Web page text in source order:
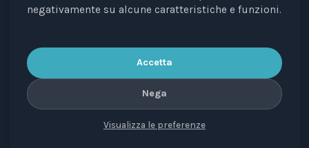
negativamente su alcune caratteristiche e funzioni.
Accetta
Nega
Visualizza le preferenze
Giuridiciis a periodical registered with the Court of
Elisa Scarpino.
PRIVACY COOKIE